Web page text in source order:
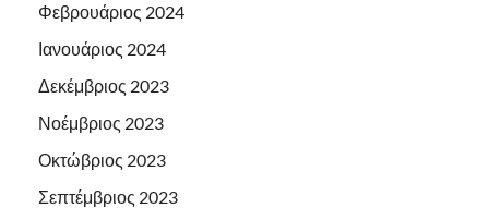
Φεβρουάριος 2024
Ιανουάριος 2024
Δεκέμβριος 2023
Νοέμβριος 2023
Οκτώβριος 2023
Σεπτέμβριος 2023